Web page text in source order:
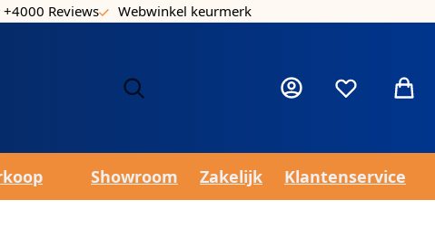
+4000 Reviews Webwinkel keurmerk
Mijn accountVerlanglijst
Showroom Zakelijk Klantenservice